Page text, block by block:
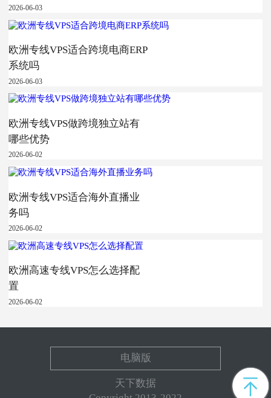
2026-06-03
欧洲专线VPS适合跨境电商ERP
系统吗
2026-06-03
欧洲专线VPS做跨境独立站有
哪些优势
2026-06-02
欧洲专线VPS适合海外直播业
务吗
2026-06-02
欧洲高速专线VPS怎么选择配
置
2026-06-02
电脑版
天下数据